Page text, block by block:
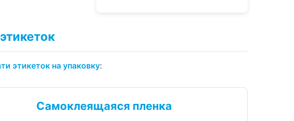
этикеток на упаковку:
Самоклеящаяся пленка